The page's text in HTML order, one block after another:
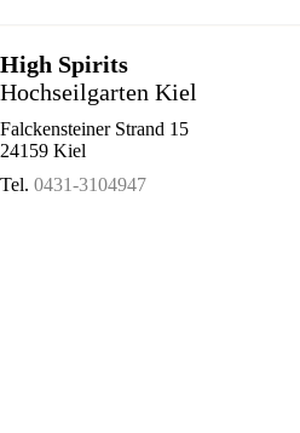
High Spirits
Hochseilgarten Kiel
Falckensteiner Strand 15
24159 Kiel
Tel. 0431-3104947